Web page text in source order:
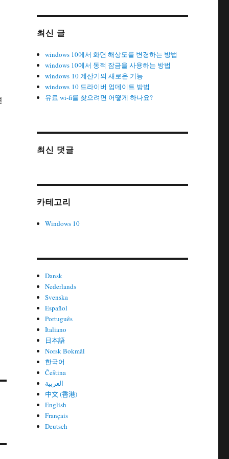
최신 글
windows 10에서 화면 해상도를 변경하는 방법
windows 10에서 동적 잠금을 사용하는 방법
windows 10 계산기의 새로운 기능
windows 10 드라이버 업데이트 방법
유료 wi-fi를 찾으려면 어떻게 하나요?
최신 댓글
카테고리
Windows 10
Dansk
Nederlands
Svenska
Español
Português
Italiano
日本語
Norsk Bokmål
한국어
Čeština
العربية
中文 (香港)
English
Français
Deutsch